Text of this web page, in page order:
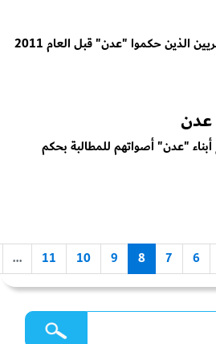
نحتاج إلى المسئولين المؤتمريين الذين حكموا "عدن" قبل العام 2011
"عدن" أصواتهم للمطالبة بحكم
6
7
8
9
10
11
...